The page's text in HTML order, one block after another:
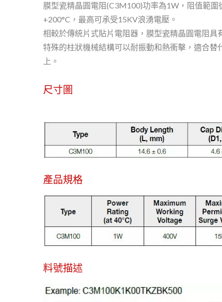
膜型瓷精晶圓電阻(C3M100)功率為1W，阻值範
+200°C，最高可承受15KV浪湧電壓。
相較於傳統片式貼片電阻器，膜型瓷精晶圓電阻
特殊的柱狀機械結構可以耐振動和熱衝擊，適合
上。
尺寸圖
產品規格
料號描述